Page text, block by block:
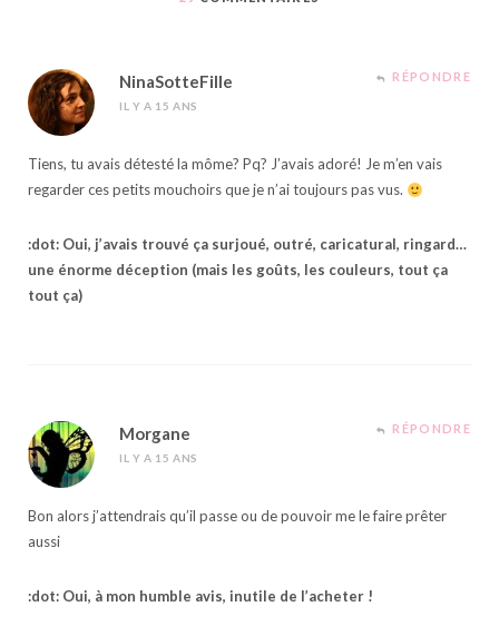
NinaSotteFille
IL Y A 15 ANS
RÉPONDRE
Tiens, tu avais détesté la môme? Pq? J’avais adoré! Je m’en vais
regarder ces petits mouchoirs que je n’ai toujours pas vus.
:dot: Oui, j’avais trouvé ça surjoué, outré, caricatural, ringard…
une énorme déception (mais les goûts, les couleurs, tout ça
tout ça)
Morgane
IL Y A 15 ANS
RÉPONDRE
Bon alors j’attendrais qu’il passe ou de pouvoir me le faire prêter
aussi
:dot: Oui, à mon humble avis, inutile de l’acheter !